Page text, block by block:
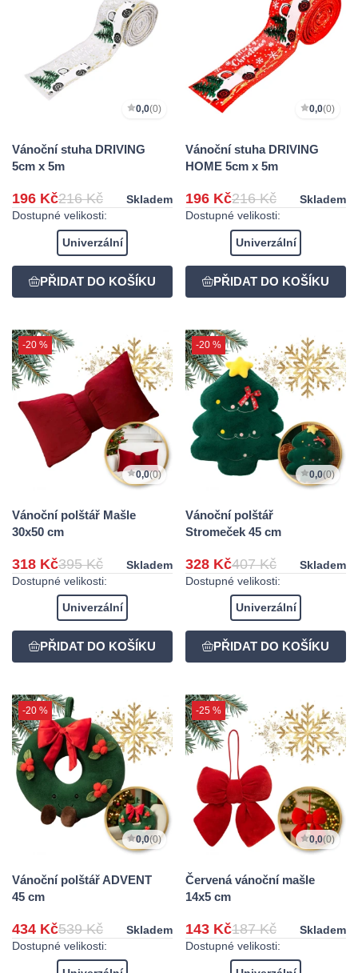
0,0(0)
Vánoční stuha DRIVING
5cm x 5m
196 Kč216 Kč
Skladem
Dostupné velikosti:
Univerzální
0,0(0)
Vánoční stuha DRIVING
HOME 5cm x 5m
196 Kč216 Kč
Skladem
Dostupné velikosti:
Univerzální
-20 %
0,0(0)
Vánoční polštář Mašle
30x50 cm
318 Kč395 Kč
Skladem
Dostupné velikosti:
Univerzální
-20 %
0,0(0)
Vánoční polštář
Stromeček 45 cm
328 Kč407 Kč
Skladem
Dostupné velikosti:
Univerzální
-20 %
0,0(0)
Vánoční polštář ADVENT
45 cm
434 Kč539 Kč
Skladem
Dostupné velikosti:
-25 %
0,0(0)
Červená vánoční mašle
14x5 cm
143 Kč187 Kč
Skladem
Dostupné velikosti: